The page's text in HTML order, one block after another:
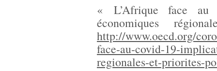
« L’Afrique face au
économiques
http://www.oecd.org/
face-au-covid-19-
regionales-et-priorites-